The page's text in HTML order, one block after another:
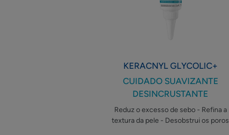
KERACNYLGLYCOLIC+
CUIDADO SUAVIZANTE
DESINCRUSTANTE
Reduz o excesso de sebo - Refina a
textura da pele - Desobstrui os poros